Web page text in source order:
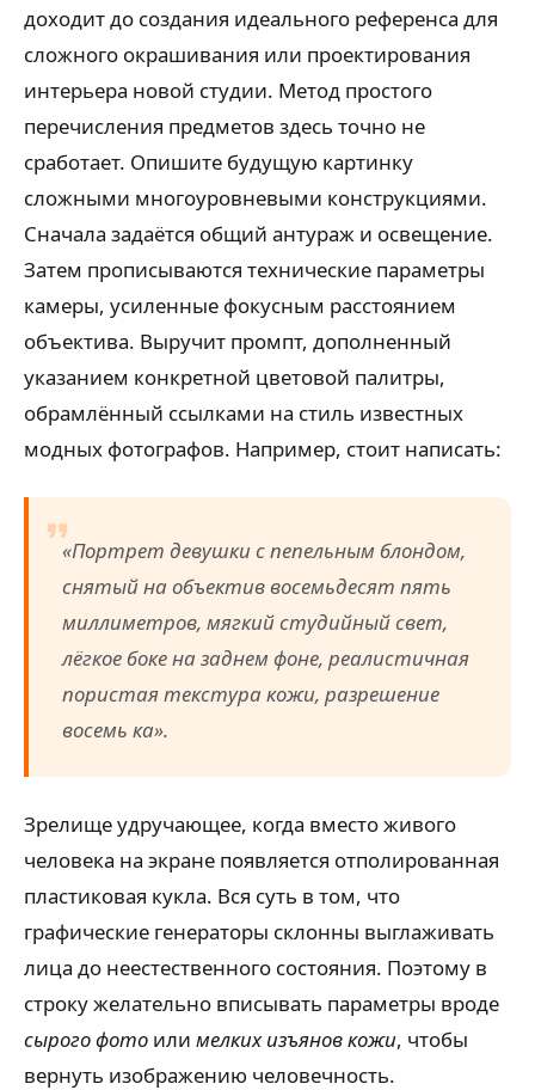
доходит до создания идеального референса для
сложного окрашивания или проектирования
интерьера новой студии. Метод простого
перечисления предметов здесь точно не
сработает. Опишите будущую картинку
сложными многоуровневыми конструкциями.
Сначала задаётся общий антураж и освещение.
Затем прописываются технические параметры
камеры, усиленные фокусным расстоянием
объектива. Выручит промпт, дополненный
указанием конкретной цветовой палитры,
обрамлённый ссылками на стиль известных
модных фотографов. Например, стоит написать:
«Портрет девушки с пепельным блондом,
снятый на объектив восемьдесят пять
миллиметров, мягкий студийный свет,
лёгкое боке на заднем фоне, реалистичная
пористая текстура кожи, разрешение
восемь ка».
Зрелище удручающее, когда вместо живого
человека на экране появляется отполированная
пластиковая кукла. Вся суть в том, что
графические генераторы склонны выглаживать
лица до неестественного состояния. Поэтому в
строку желательно вписывать параметры вроде
сырого фото или мелких изъянов кожи, чтобы
вернуть изображению человечность.